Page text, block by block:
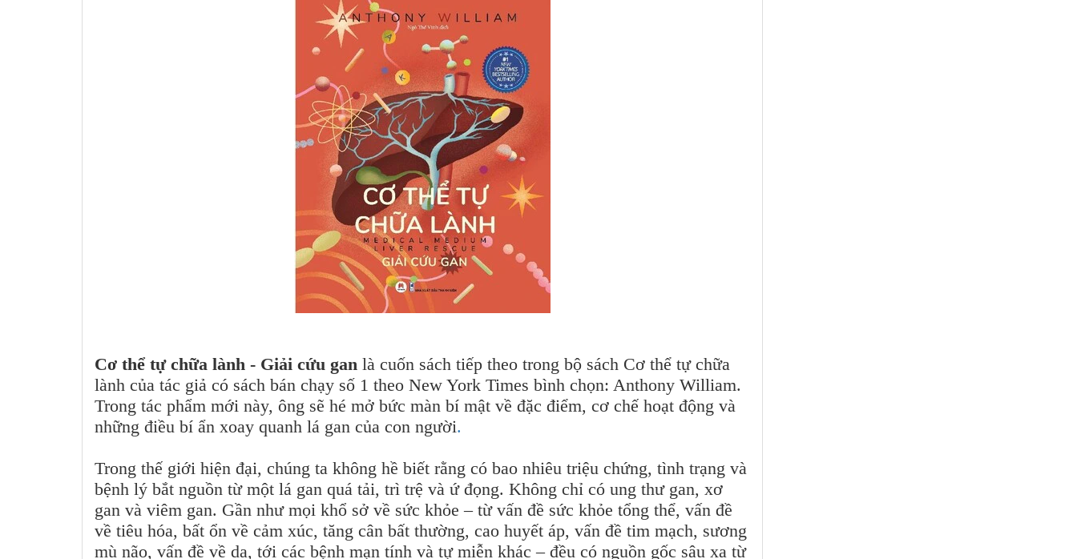
Cơ thể tự chữa lành - Giải cứu gan là cuốn sách tiếp theo trong bộ sách Cơ thể tự chữa
lành của tác giả có sách bán chạy số 1 theo New York Times bình chọn: Anthony William.
Trong tác phẩm mới này, ông sẽ hé mở bức màn bí mật về đặc điểm, cơ chế hoạt động và
những điều bí ẩn xoay quanh lá gan của con người.
Trong thế giới hiện đại, chúng ta không hề biết rằng có bao nhiêu triệu chứng, tình trạng và
bệnh lý bắt nguồn từ một lá gan quá tải, trì trệ và ứ đọng. Không chỉ có ung thư gan, xơ
gan và viêm gan. Gần như mọi khổ sở về sức khỏe – từ vấn đề sức khỏe tổng thể, vấn đề
về tiêu hóa, bất ổn về cảm xúc, tăng cân bất thường, cao huyết áp, vấn đề tim mạch, sương
mù não, vấn đề về da, tới các bệnh mạn tính và tự miễn khác – đều có nguồn gốc sâu xa từ